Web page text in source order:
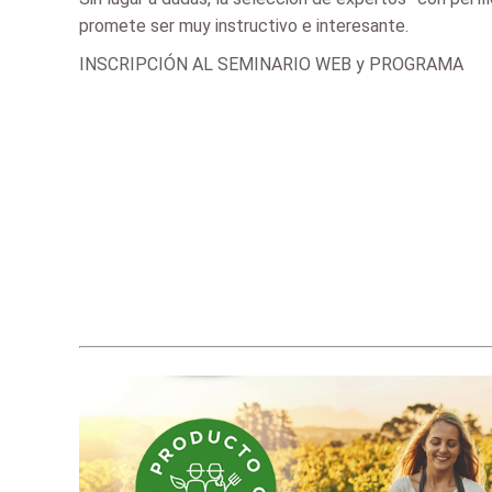
promete ser muy instructivo e interesante.
INSCRIPCIÓN AL SEMINARIO WEB y PROGRAMA